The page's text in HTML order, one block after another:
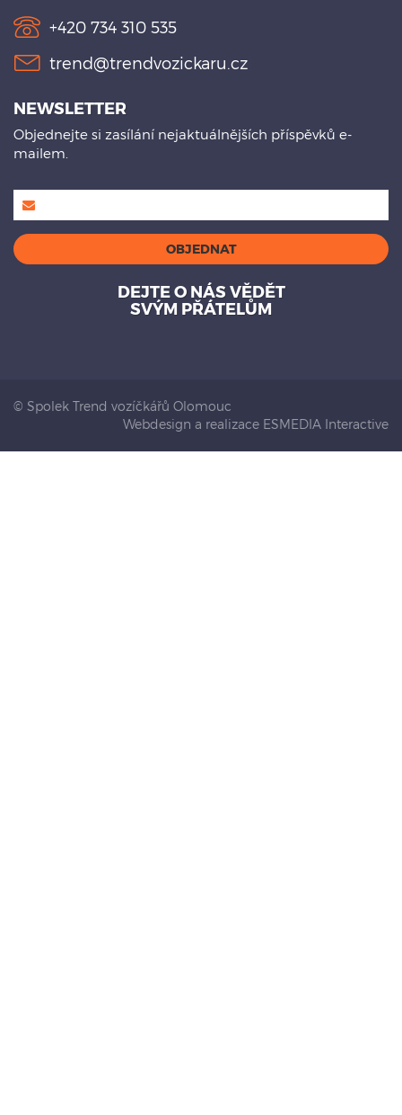
+420 734 310 535
trend@trendvozickaru.cz
NEWSLETTER
Objednejte si zasílání nejaktuálnějších příspěvků e-
mailem.
DEJTE O NÁS VĚDĚT
SVÝM PŘÁTELŮM
© Spolek Trend vozíčkářů Olomouc
Webdesign a realizace ESMEDIA Interactive